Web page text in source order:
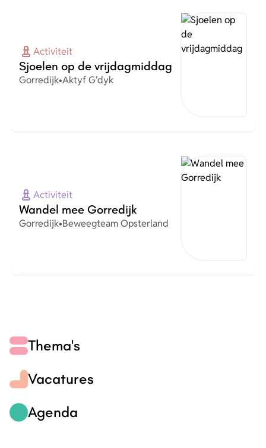
Activiteit
Sjoelen op de vrijdagmiddag
Plaats
Gorredijk•Organisatie
Aktyf G'dyk
Activiteit
Wandel mee Gorredijk
Plaats
Gorredijk•Organisatie
Beweegteam Opsterland
Thema's
Vacatures
Agenda